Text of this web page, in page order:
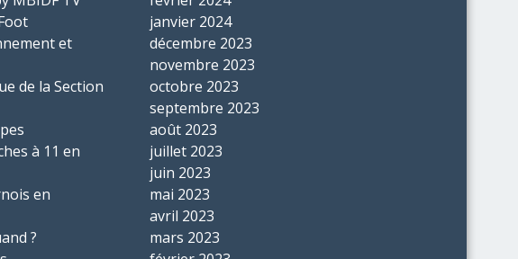
et
de la Section
à 11 en
en
?
janvier 2024
décembre 2023
novembre 2023
octobre 2023
septembre 2023
août 2023
juillet 2023
juin 2023
mai 2023
avril 2023
mars 2023